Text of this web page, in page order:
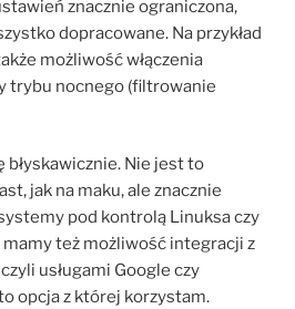
znacznie ograniczona,
dopracowane. Na przykład
możliwość włączenia
trybu nocnego (filtrowanie
Nie jest to
jak na maku, ale znacznie
pod kontrolą Linuksa czy
też możliwość integracji z
usługami Google czy
opcja z której korzystam.